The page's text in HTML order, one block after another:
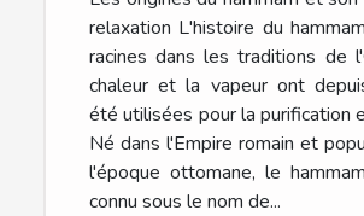
relaxation L'histoire du
racines dans les traditions de
chaleur et la vapeur ont
été utilisées pour la purification
Né dans l'Empire romain et
l'époque ottomane, le
connu sous le nom de...